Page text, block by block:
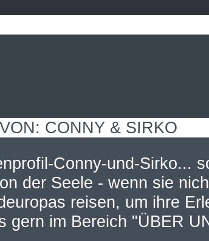
CONNY & SIRKO
...
der Seele - wenn sie
reisen, um ihre
gern im Bereich "ÜBER